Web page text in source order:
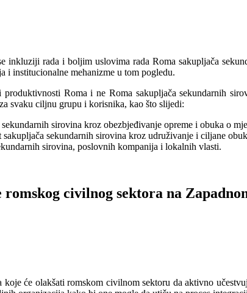
inkluziji rada i boljim uslovima rada Roma sakupljača
i institucionalne mehanizme u tom pogledu.
Roma i ne Roma sakupljača sekundarnih
svaku ciljnu grupu i korisnika, kao što slijedi:
sirovina kroz obezbjeđivanje opreme i obuka o
sekundarnih sirovina kroz udruživanje i ciljane
sirovina, poslovnih kompanija i lokalnih vlasti.
civilnog sektora na
koje će olakšati romskom civilnom sektoru da aktivno